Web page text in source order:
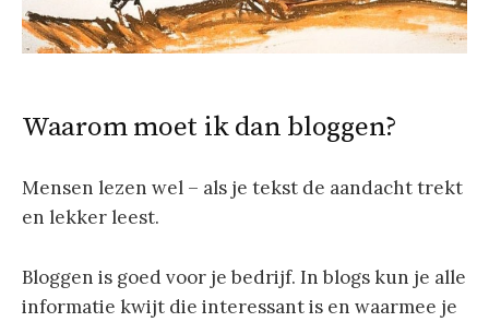
Waarom moet ik dan bloggen?
Mensen lezen wel – als je tekst de aandacht trekt
en lekker leest.
Bloggen is goed voor je bedrijf. In blogs kun je alle
informatie kwijt die interessant is en waarmee je